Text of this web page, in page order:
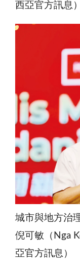
西亞官方訊息）
城市與地方治
倪可敏（Nga
亞官方訊息）